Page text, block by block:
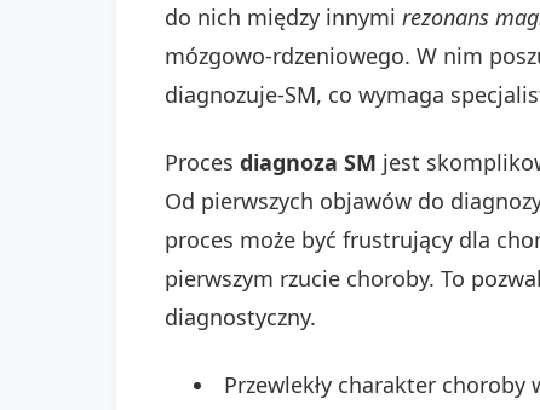
do nich między innymi rezonans
mózgowo-rdzeniowego. W nim
diagnozuje-SM, co wymaga
Proces diagnoza SM jest
Od pierwszych objawów do
proces może być frustrujący dla
pierwszym rzucie choroby. To
diagnostyczny.
Przewlekły charakter